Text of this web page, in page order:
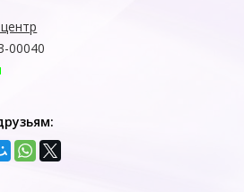
00040